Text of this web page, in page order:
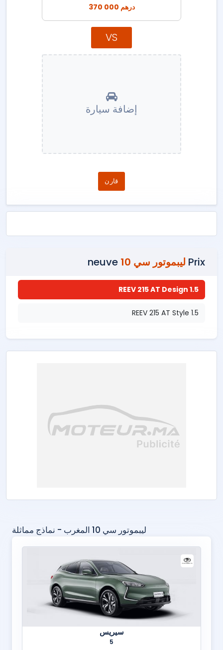
370 000 درهم
VS
إضافة سيارة
قارن
Prix ليبموتور سي 10
1.5 REEV 215 AT Design
1.5 REEV 215 AT Style
ليبموتور سي 10 المغرب - نماذج مماثلة
سيريس
5